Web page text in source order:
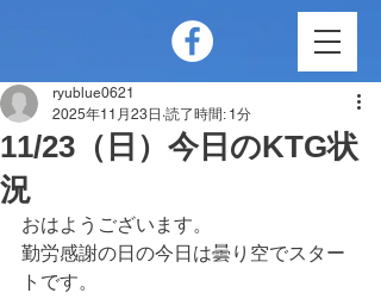
11/23（日）今日のKTG状
況
ryublue0621
2025年11月23日 読了時間: 1分
おはようございます。
勤労感謝の日の今日は曇り空でスター
トです。